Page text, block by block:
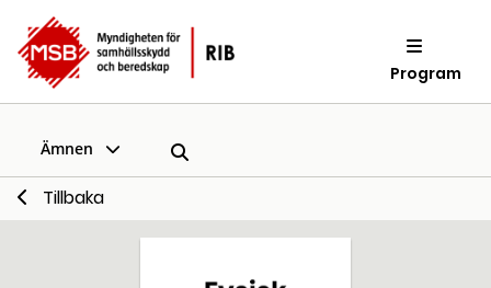
Program
Ämnen
Tillbaka